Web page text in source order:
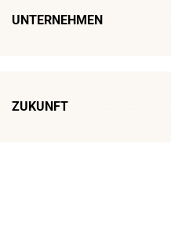
UNTERNEHMEN
ZUKUNFT